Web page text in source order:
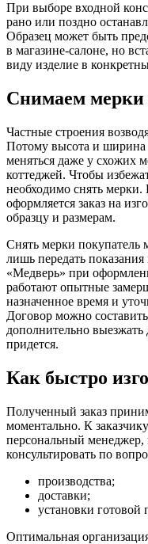
При выборе входной
рано или поздно
Образец может быть
в магазине-салоне, но
виду изделие в
Снимаем мерки
Частные строения
Потому высота и ширина
меняться даже у схожих
коттеджей. Чтобы
необходимо снять мерки.
оформляется заказ на
образцу и размерам.
Снять мерки покупатель
лишь передать
«Медверь» при
работают опытные
назначенное время и
Договор можно
дополнительно выезжать
придется.
Как быстро
Полученный заказ
моментально. К
персональный менеджер,
консультировать по
производства;
доставки;
установки готовой
Оптимальная